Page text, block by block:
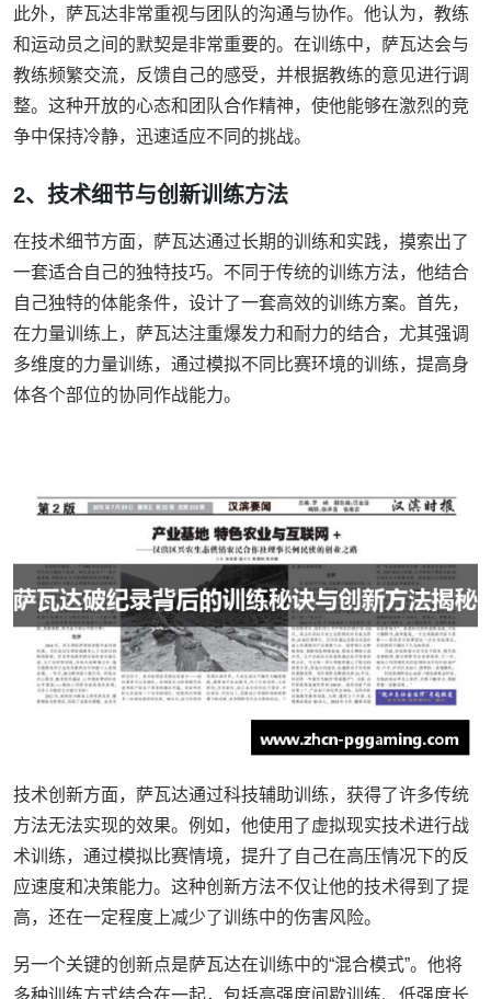
此外，萨瓦达非常重视与团队的沟通与协作。他认为，教练
和运动员之间的默契是非常重要的。在训练中，萨瓦达会与
教练频繁交流，反馈自己的感受，并根据教练的意见进行调
整。这种开放的心态和团队合作精神，使他能够在激烈的竞
争中保持冷静，迅速适应不同的挑战。
2、技术细节与创新训练方法
在技术细节方面，萨瓦达通过长期的训练和实践，摸索出了
一套适合自己的独特技巧。不同于传统的训练方法，他结合
自己独特的体能条件，设计了一套高效的训练方案。首先，
在力量训练上，萨瓦达注重爆发力和耐力的结合，尤其强调
多维度的力量训练，通过模拟不同比赛环境的训练，提高身
体各个部位的协同作战能力。
技术创新方面，萨瓦达通过科技辅助训练，获得了许多传统
方法无法实现的效果。例如，他使用了虚拟现实技术进行战
术训练，通过模拟比赛情境，提升了自己在高压情况下的反
应速度和决策能力。这种创新方法不仅让他的技术得到了提
高，还在一定程度上减少了训练中的伤害风险。
另一个关键的创新点是萨瓦达在训练中的“混合模式”。他将
多种训练方式结合在一起，包括高强度间歇训练、低强度长